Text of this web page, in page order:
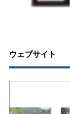
ウェブサイト